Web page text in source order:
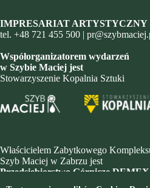
IMPRESARIAT ARTYSTYCZNY
tel. +48 721 455 500 |
Współorganizatorem wydarzeń
w Szybie Maciej jest
Stowarzyszenie Kopalnia Sztuki
Właścicielem Zabytkowego
Szyb Maciej w Zabrzu jest
Przedsiębiorstwo Górnicze DEMEX